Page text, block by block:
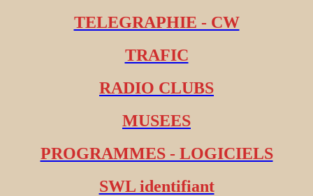
TELEGRAPHIE - CW
TRAFIC
RADIO CLUBS
MUSEES
PROGRAMMES - LOGICIELS
SWL identifiant